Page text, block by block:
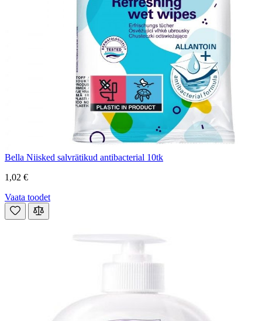
Bella Niisked salvrätikud antibacterial 10tk
1,02 €
Vaata toodet